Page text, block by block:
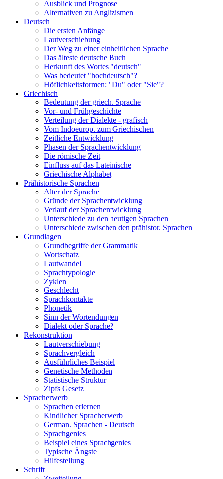
Ausblick und Prognose
Alternativen zu Anglizismen
Deutsch
Die ersten Anfänge
Lautverschiebung
Der Weg zu einer einheitlichen Sprache
Das älteste deutsche Buch
Herkunft des Wortes "deutsch"
Was bedeutet "hochdeutsch"?
Höflichkeitsformen: "Du" oder "Sie"?
Griechisch
Bedeutung der griech. Sprache
Vor- und Frühgeschichte
Verteilung der Dialekte - grafisch
Vom Indoeurop. zum Griechischen
Zeitliche Entwicklung
Phasen der Sprachentwicklung
Die römische Zeit
Einfluss auf das Lateinische
Griechische Alphabet
Prähistorische Sprachen
Alter der Sprache
Gründe der Sprachentwicklung
Verlauf der Sprachentwicklung
Unterschiede zu den heutigen Sprachen
Unterschiede zwischen den prähistor. Sprachen
Grundlagen
Grundbegriffe der Grammatik
Wortschatz
Lautwandel
Sprachtypologie
Zyklen
Geschlecht
Sprachkontakte
Phonetik
Sinn der Wortendungen
Dialekt oder Sprache?
Rekonstruktion
Lautverschiebung
Sprachvergleich
Ausführliches Beispiel
Genetische Methoden
Statistische Struktur
Zipfs Gesetz
Spracherwerb
Sprachen erlernen
Kindlicher Spracherwerb
German. Sprachen - Deutsch
Sprachgenies
Beispiel eines Sprachgenies
Typische Ängste
Hilfestellung
Schrift